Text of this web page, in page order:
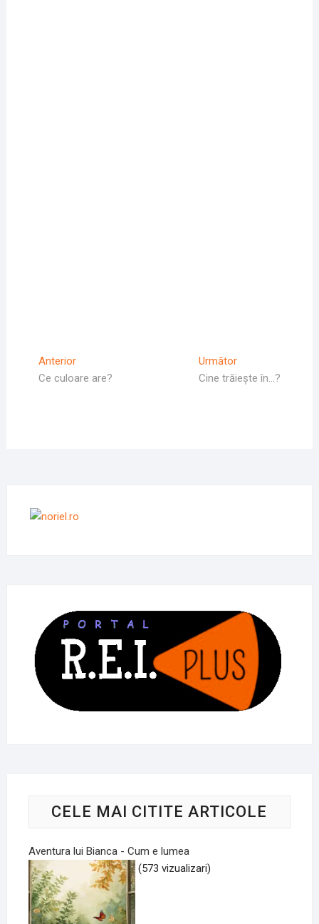
Navigare
în
AnteriorArticolul
Anterior
Ce culoare are?
UrmătorArticolul
Următor:
Cine trăiește în…?
CELE MAI CITITE ARTICOLE
Aventura lui Bianca - Cum e lumea
(573 vizualizari)